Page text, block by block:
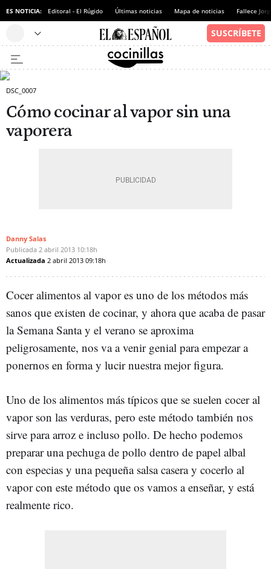
ES NOTICIA: Editoral - El Rúgido Últimas noticias Mapa de noticias Fallece
DSC_0007
Cómo cocinar al vapor sin una
vaporera
Danny Salas
Publicada 2 abril 2013 10:18h
Actualizada 2 abril 2013 09:18h
Cocer alimentos al vapor es uno de los métodos más
sanos que existen de cocinar, y ahora que acaba de pasar
la Semana Santa y el verano se aproxima
peligrosamente, nos va a venir genial para empezar a
ponernos en forma y lucir nuestra mejor figura.
Uno de los alimentos más típicos que se suelen cocer al
vapor son las verduras, pero este método también nos
sirve para arroz e incluso pollo. De hecho podemos
preparar una pechuga de pollo dentro de papel albal
con especias y una pequeña salsa casera y cocerlo al
vapor con este método que os vamos a enseñar, y está
realmente rico.